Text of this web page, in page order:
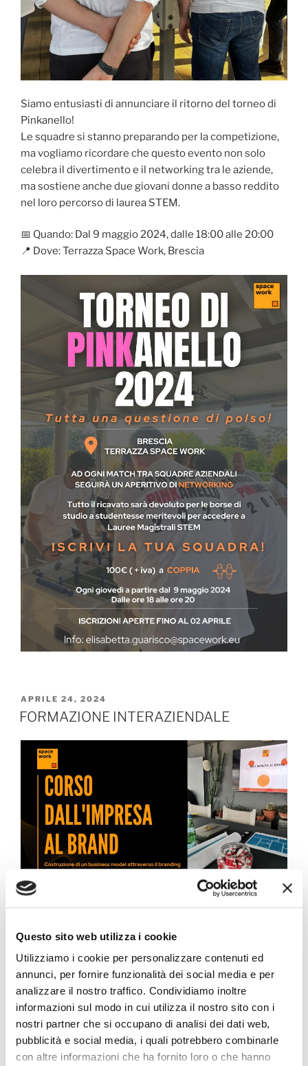
Questo sito web utilizza i cookie
Utilizziamo i cookie per personalizzare contenuti ed
annunci, per fornire funzionalità dei social media e per
analizzare il nostro traffico. Condividiamo inoltre
informazioni sul modo in cui utilizza il nostro sito con i
nostri partner che si occupano di analisi dei dati web,
pubblicità e social media, i quali potrebbero combinarle
con altre informazioni che ha fornito loro o che hanno
Siamo entusiasti di annunciare il ritorno del torneo di
Pinkanello!
Le squadre si stanno preparando per la competizione,
ma vogliamo ricordare che questo evento non solo
celebra il divertimento e il networking tra le aziende,
ma sostiene anche due giovani donne a basso reddito
nel loro percorso di laurea STEM.
📅 Quando: Dal 9 maggio 2024, dalle 18:00 alle 20:00
📍 Dove: Terrazza Space Work, Brescia
APRILE 24, 2024
FORMAZIONE INTERAZIENDALE
Costruzione di un business model attraverso il
branding strategico per un’identità di marca forte.
Unisciti a noi per due giornate intense, guidate da due
trainer d’eccezione, per scoprire le migliori strategie di
costruzione di un business model tramite il branding
strategico.
Metteremo in primo piano il cliente per creare
un’identità di marca potente e ti guideremo nella